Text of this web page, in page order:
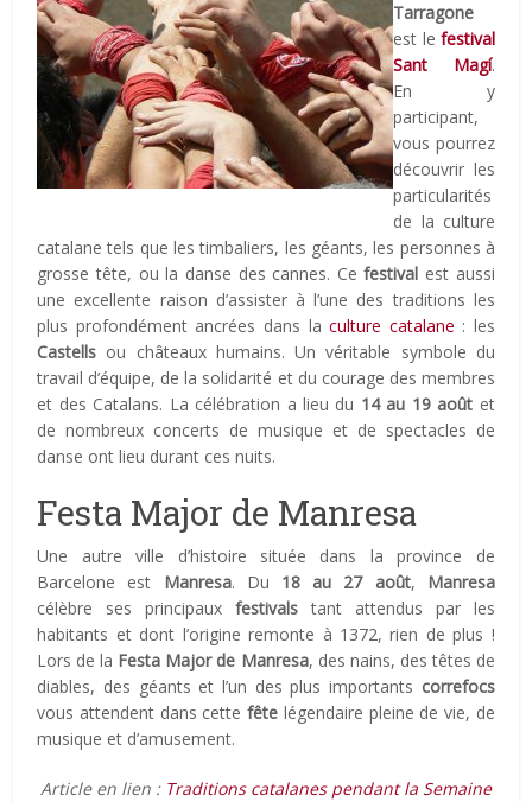
Tarragone
est le festival
Sant Magí.
En y
participant,
vous pourrez
découvrir les
particularités
de la culture
catalane tels que les timbaliers, les géants, les personnes à
grosse tête, ou la danse des cannes. Cefestival est aussi
une excellente raison d’assister à l’une des traditions les
plus profondément ancrées dans laculture catalane : les
Castells ou châteaux humains. Un véritable symbole du
travail d’équipe, de la solidarité et du courage des membres
et des Catalans. La célébration a lieu du 14 au 19 août et
de nombreux concerts de musique et de spectacles de
danse ont lieu durant ces nuits.
Festa Major de Manresa
Une autre ville d’histoire située dans la province de
Barcelone est Manresa. Du 18 au 27 août, Manresa
célèbre ses principauxfestivals tant attendus par les
habitants et dont l’origine remonte à 1372, rien de plus !
Lors de la Festa Major de Manresa, des nains, des têtes de
diables, des géants et l’un des plus importants correfocs
vous attendent dans cettefête légendaire pleine de vie, de
musique et d’amusement.
Article en lien : Traditions catalanes pendant la Semaine